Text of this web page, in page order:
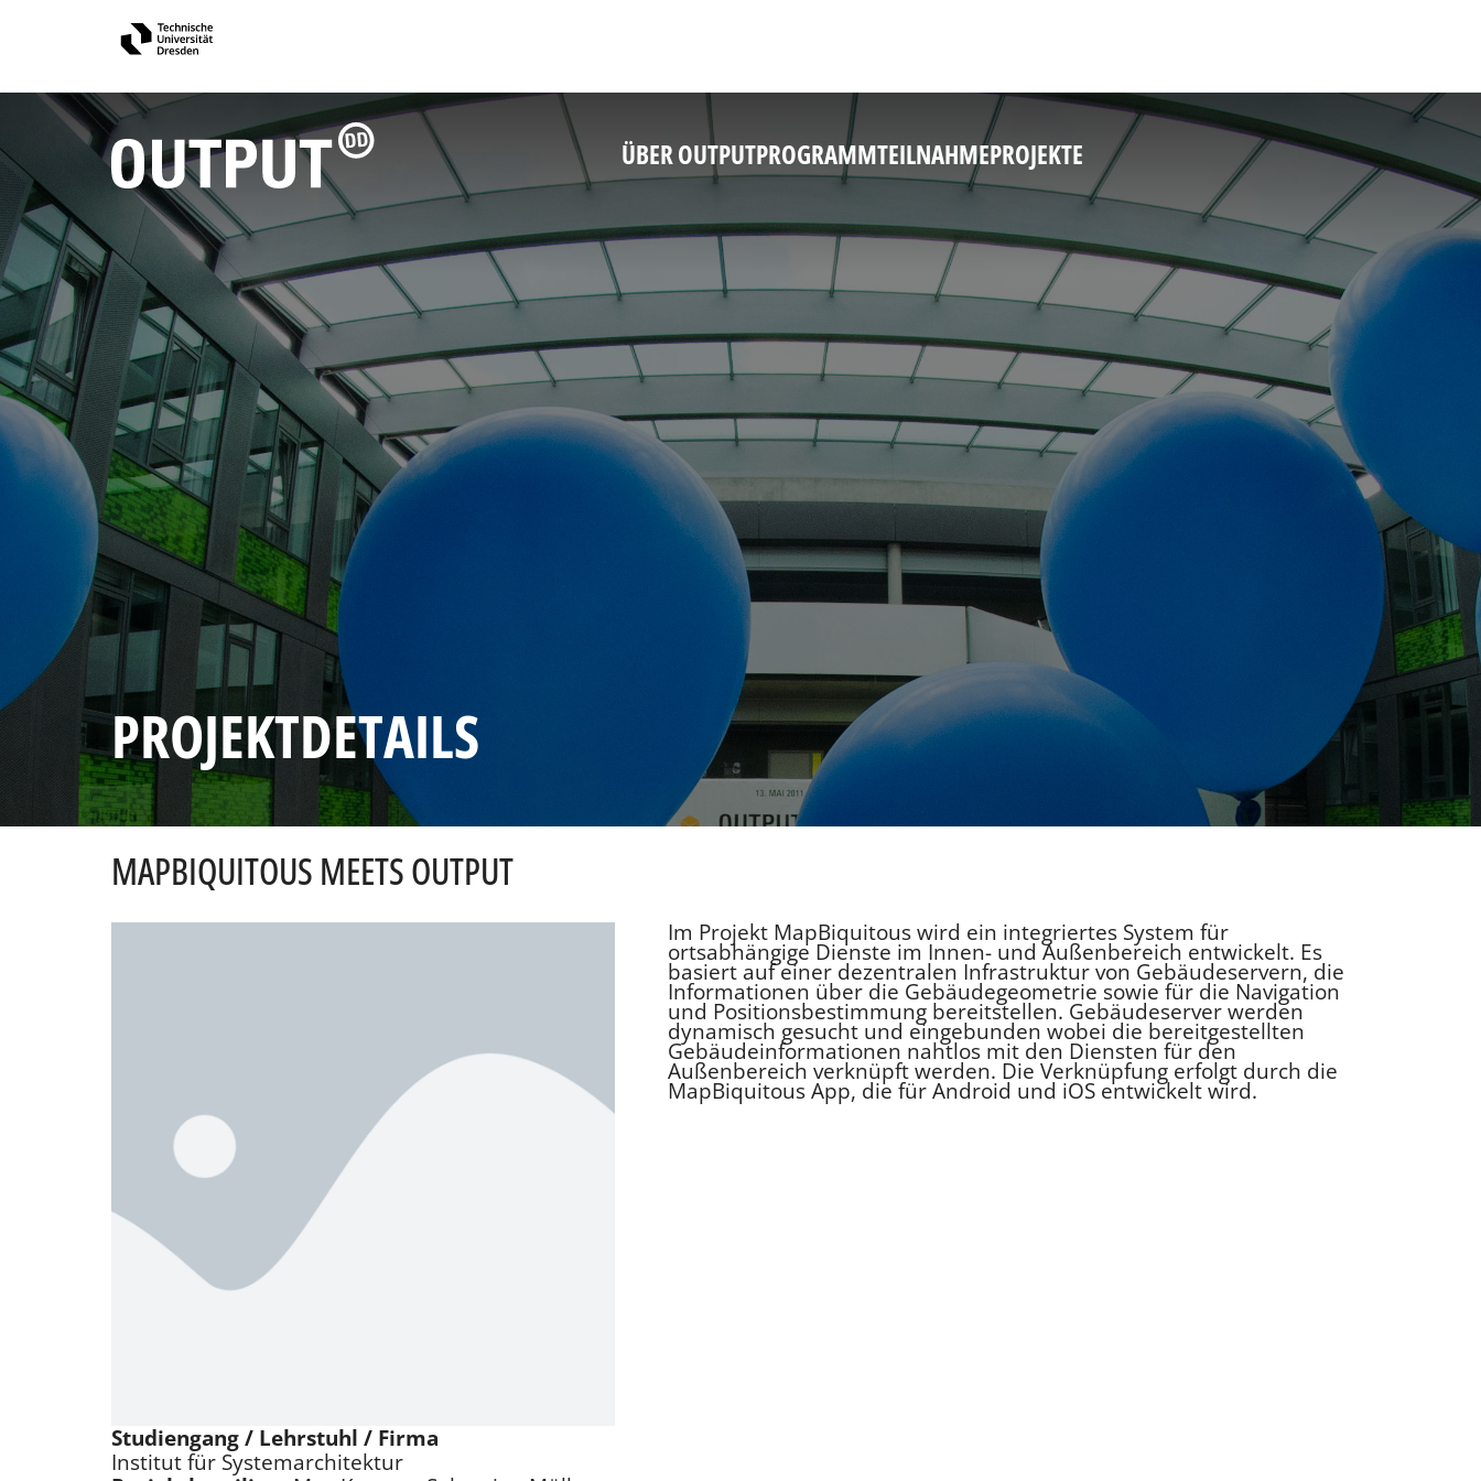
ÜBER OUTPUTPROGRAMMTEILNAHMEPROJEKTE
PROJEKTDETAILS
MAPBIQUITOUS MEETS OUTPUT
Studiengang / Lehrstuhl / Firma
Institut für Systemarchitektur
Im Projekt MapBiquitous wird ein integriertes System für
ortsabhängige Dienste im Innen- und Außenbereich entwickelt. Es
basiert auf einer dezentralen Infrastruktur von Gebäudeservern, die
Informationen über die Gebäudegeometrie sowie für die Navigation
und Positionsbestimmung bereitstellen. Gebäudeserver werden
dynamisch gesucht und eingebunden wobei die bereitgestellten
Gebäudeinformationen nahtlos mit den Diensten für den
Außenbereich verknüpft werden. Die Verknüpfung erfolgt durch die
MapBiquitous App, die für Android und iOS entwickelt wird.